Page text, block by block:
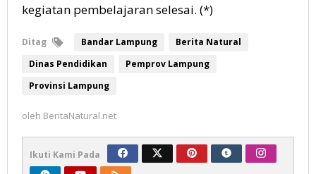
kegiatan pembelajaran selesai. (*)
Ditag Bandar Lampung
Berita Natural
Dinas Pendidikan
Pemprov Lampung
Provinsi Lampung
oleh BeritaNatural.net
Ikuti Kami Pada